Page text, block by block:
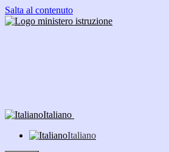
Salta al contenuto
Italiano
Italiano